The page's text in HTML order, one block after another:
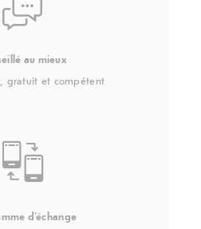
au mieux
gratuit et compétent
d'échange